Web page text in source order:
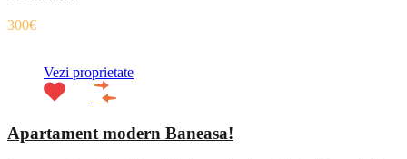
300€
Vezi proprietate
Apartament modern Baneasa!